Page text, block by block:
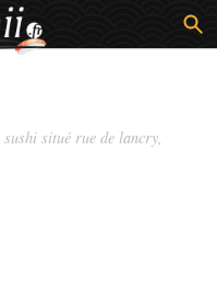
sushi situé rue de lancry,